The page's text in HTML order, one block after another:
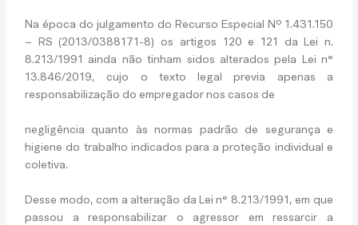
Na época do julgamento do Recurso Especial Nº 1.431.150
– RS (2013/0388171-8) os artigos 120 e 121 da Lei n.
8.213/1991 ainda não tinham sidos alterados pela Lei n°
13.846/2019, cujo o texto legal previa apenas a
responsabilização do empregador nos casos de
negligência quanto às normas padrão de segurança e
higiene do trabalho indicados para a proteção individual e
coletiva.
Desse modo, com a alteração da Lei n° 8.213/1991, em que
passou a responsabilizar o agressor em ressarcir a